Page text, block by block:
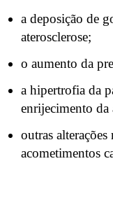
a deposição de
aterosclerose;
o aumento da
a hipertrofia da
enrijecimento da
outras
acometimentos